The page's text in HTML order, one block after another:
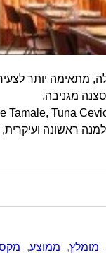
מתאימה יותר
מגניבה.
מומלץ, ממוצע,